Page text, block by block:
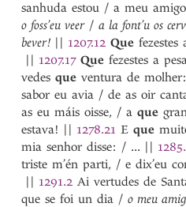
sanhuda estou / a meu
o foss’eu veer/a la font’u os
bever! || 1207.12 Que fezestes
|| 1207.17 Que fezestes a
vedesque ventura de
sabor eu avia / de as oir
as eu máis oisse, / aque
estava! || 1278.21 Eque
mia senhor disse: / ... ||
triste m’én parti, / e dix’eu
|| 1291.2 Ai vertudes de
que se foi un dia /o meu